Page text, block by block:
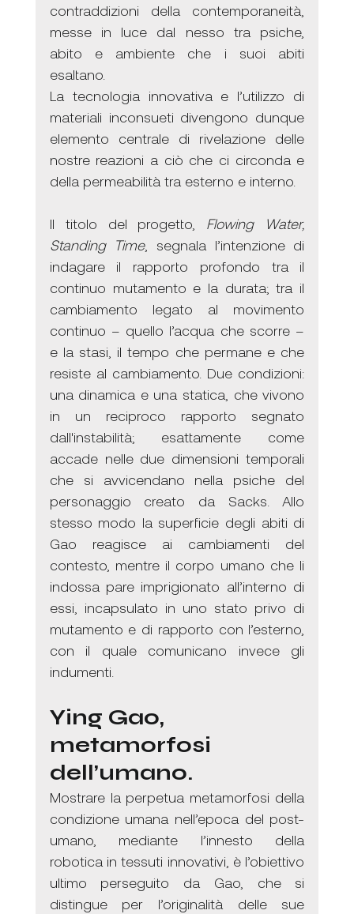
contraddizioni della contemporaneità,
messe in luce dal nesso tra psiche,
abito e ambiente che i suoi abiti
esaltano.
La tecnologia innovativa e l’utilizzo di
materiali inconsueti divengono dunque
elemento centrale di rivelazione delle
nostre reazioni a ciò che ci circonda e
della permeabilità tra esterno e interno.
Il titolo del progetto, Flowing Water,
Standing Time, segnala l’intenzione di
indagare il rapporto profondo tra il
continuo mutamento e la durata; tra il
cambiamento legato al movimento
continuo – quello l’acqua che scorre –
e la stasi, il tempo che permane e che
resiste al cambiamento. Due condizioni:
una dinamica e una statica, che vivono
in un reciproco rapporto segnato
dall'instabilità; esattamente come
accade nelle due dimensioni temporali
che si avvicendano nella psiche del
personaggio creato da Sacks. Allo
stesso modo la superficie degli abiti di
Gao reagisce ai cambiamenti del
contesto, mentre il corpo umano che li
indossa pare imprigionato all’interno di
essi, incapsulato in uno stato privo di
mutamento e di rapporto con l’esterno,
con il quale comunicano invece gli
indumenti.
Ying Gao,
metamorfosi
dell’umano.
Mostrare la perpetua metamorfosi della
condizione umana nell’epoca del post-
umano, mediante l’innesto della
robotica in tessuti innovativi, è l’obiettivo
ultimo perseguito da Gao, che si
distingue per l’originalità delle sue